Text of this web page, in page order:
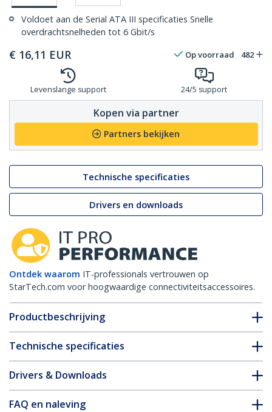
Voldoet aan de Serial ATA III specificaties Snelle
overdrachtsnelheden tot 6 Gbit/s
€ 16,11 EUR Op voorraad 482
Levenslange support 24/5 support
Kopen via partner
Partners bekijken
Technische specificaties
Drivers en downloads
Ontdek waarom IT-professionals vertrouwen op
StarTech.com voor hoogwaardige connectiviteitsaccessoires.
Productbeschrijving
Technische specificaties
Drivers & Downloads
FAQ en naleving